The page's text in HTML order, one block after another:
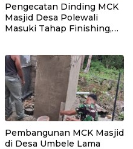
Pengecatan Dinding MCK
Masjid Desa Polewali
Masuki Tahap Finishing,
Pembangunan MCK Masjid
di Desa Umbele Lama